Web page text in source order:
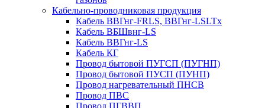
Кабельно-проводниковая продукция
Кабель ВВГнг-FRLS, ВВГнг-LSLTx
Кабель ВБШвнг-LS
Кабель ВВГнг-LS
Кабель КГ
Провод бытовой ПУГСП (ПУГНП)
Провод бытовой ПУСП (ПУНП)
Провод нагревательный ПНСВ
Провод ПВС
Провод ПГВВП